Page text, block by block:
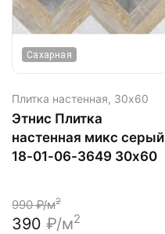
Сахарная
Плитка настенная, 30х60
Этнис Плитка
настенная микс серый
18-01-06-3649 30х60
990₽/м2
390 ₽/м2